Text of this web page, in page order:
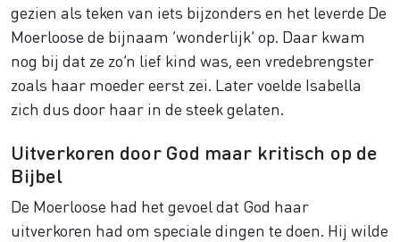
gezien als teken van iets bijzonders en het leverde De
Moerloose de bijnaam ‘wonderlijk’ op. Daar kwam
nog bij dat ze zo’n lief kind was, een vredebrengster
zoals haar moeder eerst zei. Later voelde Isabella
zich dus door haar in de steek gelaten.
Uitverkoren door God maar kritisch op de
Bijbel
De Moerloose had het gevoel dat God haar
uitverkoren had om speciale dingen te doen. Hij wilde